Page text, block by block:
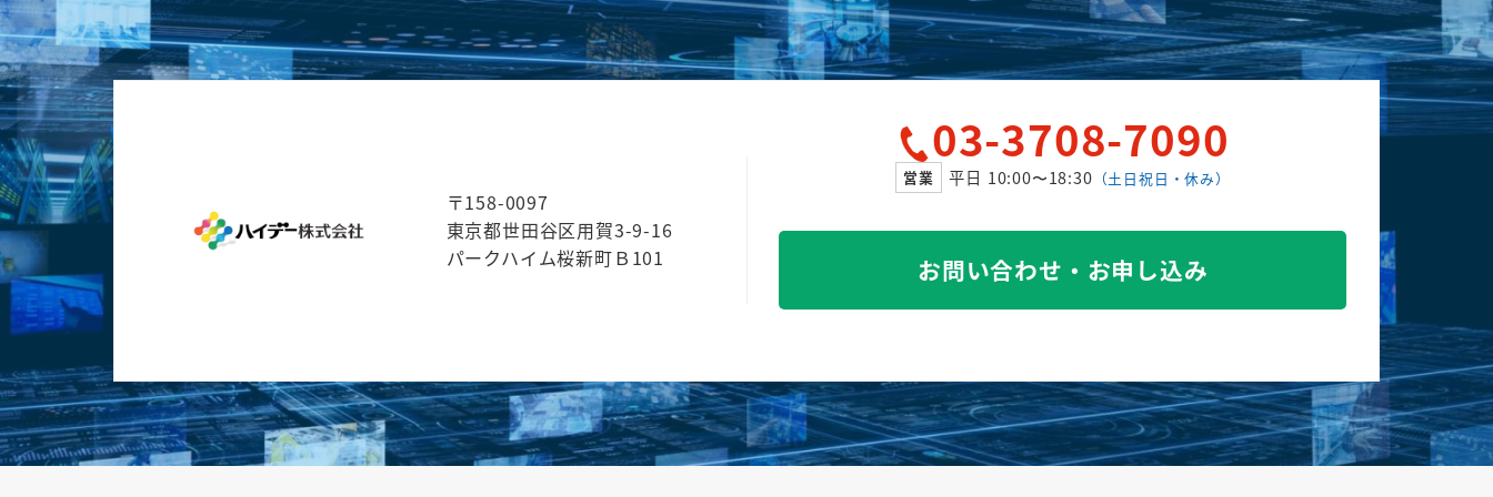
〒158-0097
東京都世田谷区用賀3-9-16
パークハイム桜新町Ｂ101
03-3708-7090
営業 平日 10:00〜18:30 （土日祝日・休み）
お問い合わせ・お申し込み